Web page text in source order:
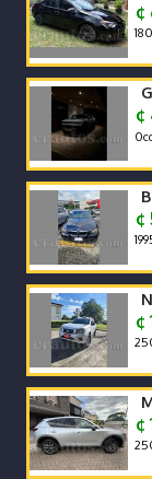
¢
¢
¢
¢
¢